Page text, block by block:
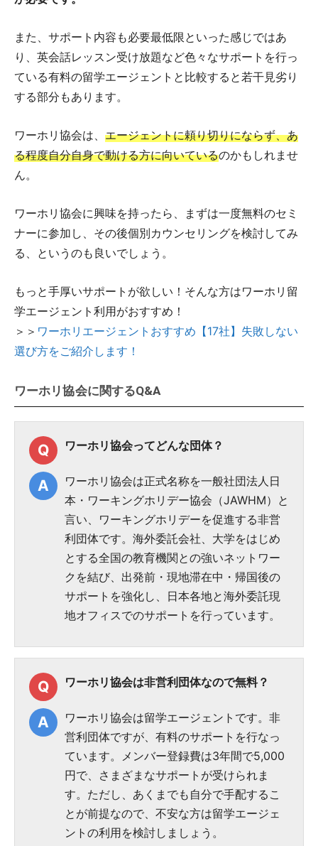
また、サポート内容も必要最低限といった感じではあ
り、英会話レッスン受け放題など色々なサポートを行っ
ている有料の留学エージェントと比較すると若干見劣り
する部分もあります。
ワーホリ協会は、 エージェントに頼り切りにならず、あ
る程度自分自身で動ける方に向いているのかもしれませ
ん。
ワーホリ協会に興味を持ったら、まずは一度無料のセミ
ナーに参加し、その後個別カウンセリングを検討してみ
る、というのも良いでしょう。
もっと手厚いサポートが欲しい！そんな方はワーホリ留
学エージェント利用がおすすめ！
＞＞ ワーホリエージェントおすすめ【17社】失敗しない
選び方をご紹介します！
ワーホリ協会に関するQ&A
ワーホリ協会ってどんな団体？
ワーホリ協会は正式名称を一般社団法人日
本・ワーキングホリデー協会（JAWHM）と
言い、ワーキングホリデーを促進する非営
利団体です。海外委託会社、大学をはじめ
とする全国の教育機関との強いネットワー
クを結び、出発前・現地滞在中・帰国後の
サポートを強化し、日本各地と海外委託現
地オフィスでのサポートを行っています。
ワーホリ協会は非営利団体なので無料？
ワーホリ協会は留学エージェントです。非
営利団体ですが、有料のサポートを行なっ
ています。メンバー登録費は3年間で5,000
円で、さまざまなサポートが受けられま
す。ただし、あくまでも自分で手配するこ
とが前提なので、不安な方は留学エージェ
ントの利用を検討しましょう。